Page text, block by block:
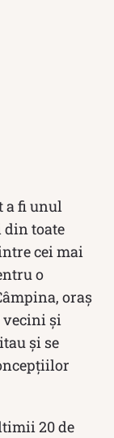
a fi unul
toate
cei mai
o
oraș
vecini și
și se
20 de